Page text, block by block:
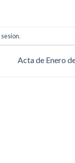
sesion.
Acta de Enero